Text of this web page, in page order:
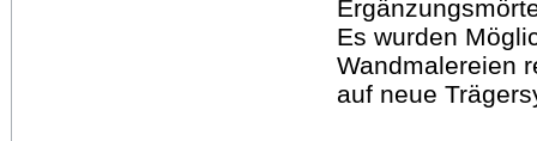
Es wurden
Wandmalereien
auf neue